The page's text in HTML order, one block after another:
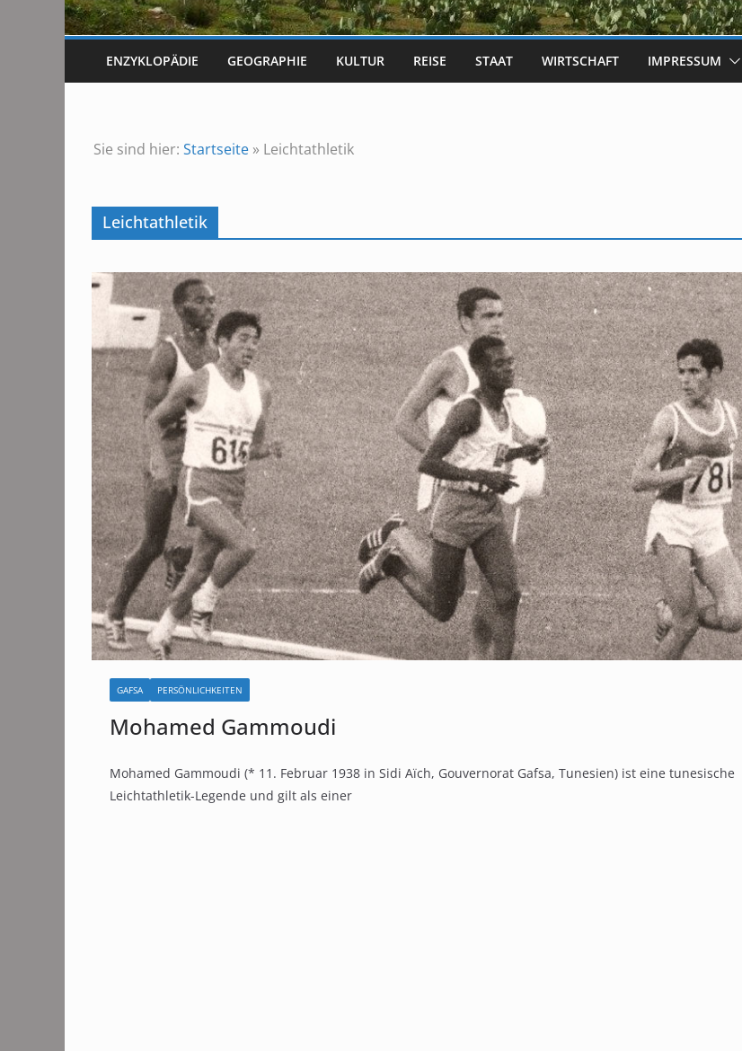
ENZYKLOPÄDIE GEOGRAPHIE KULTUR REISE STAAT WIRTSCHAFT IMPRESSUM
Sie sind hier: Startseite » Leichtathletik
Leichtathletik
GAFSA PERSÖNLICHKEITEN
Mohamed Gammoudi
Mohamed Gammoudi (* 11. Februar 1938 in Sidi Aïch, Gouvernorat Gafsa, Tunesien) ist eine tunesische
Leichtathletik-Legende und gilt als einer